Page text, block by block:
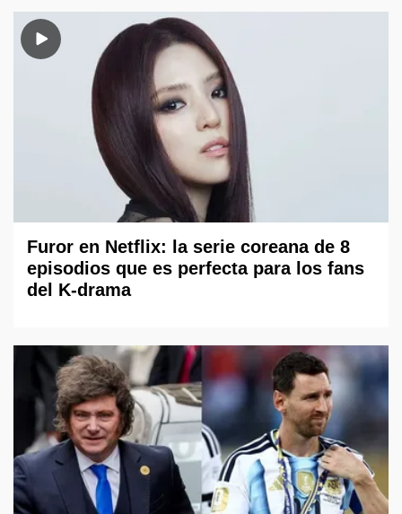
Furor en Netflix: la serie coreana de 8
episodios que es perfecta para los fans
del K-drama